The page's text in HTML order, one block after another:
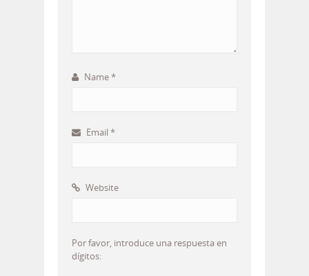
Name*
Email *
Website
Por favor, introduce una respuesta en
dígitos: